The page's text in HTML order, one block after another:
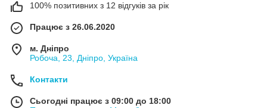
100% позитивних з 12 відгуків за рік
Працює з 26.06.2020
м. Дніпро
Робоча, 23, Дніпро, Україна
Контакти
Сьогодні працює з 09:00 до 18:00